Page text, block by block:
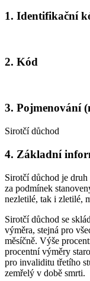
1. Identifikační
2. Kód
3. Pojmenování
Sirotčí důchod
4. Základní
Sirotčí důchod je
za podmínek
nezletilé, tak i zletilé,
Sirotčí důchod se
výměra, stejná pro
měsíčně. Výše
procentní výměry
pro invaliditu třetího
zemřelý v době smrti.